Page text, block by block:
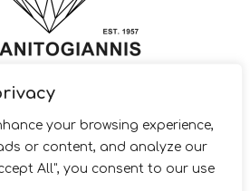
your browsing experience,
or content, and analyze our
All", you consent to our use
– Jewelry Design & Manufacturing |
JewelryShop.gr